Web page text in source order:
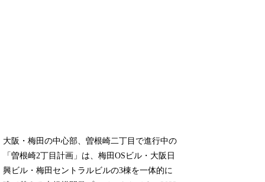
大阪・梅田の中心部、曽根崎二丁目で進行中の
「曽根崎2丁目計画」は、梅田OSビル・大阪日
興ビル・梅田セントラルビルの3棟を一体的に